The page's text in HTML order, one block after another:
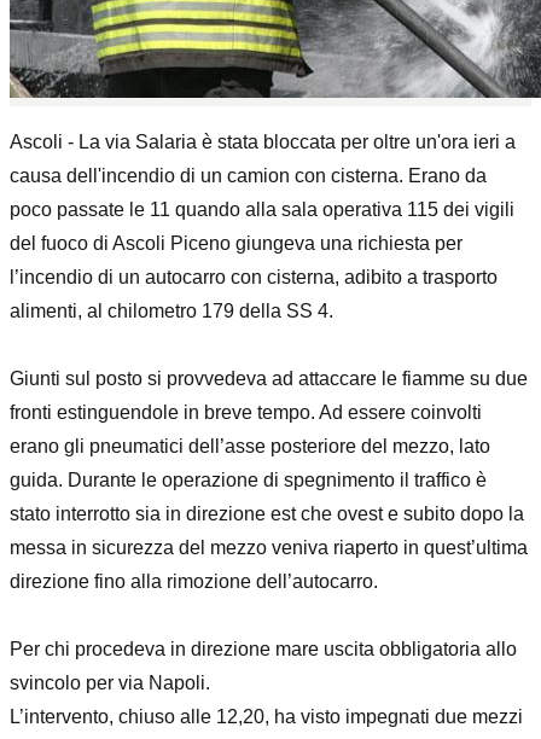
Ascoli - La via Salaria è stata bloccata per oltre un'ora ieri a
causa dell'incendio di un camion con cisterna. Erano da
poco passate le 11 quando alla sala operativa 115 dei vigili
del fuoco di Ascoli Piceno giungeva una richiesta per
l’incendio di un autocarro con cisterna, adibito a trasporto
alimenti, al chilometro 179 della SS 4.
Giunti sul posto si provvedeva ad attaccare le fiamme su due
fronti estinguendole in breve tempo. Ad essere coinvolti
erano gli pneumatici dell’asse posteriore del mezzo, lato
guida. Durante le operazione di spegnimento il traffico è
stato interrotto sia in direzione est che ovest e subito dopo la
messa in sicurezza del mezzo veniva riaperto in quest’ultima
direzione fino alla rimozione dell’autocarro.
Per chi procedeva in direzione mare uscita obbligatoria allo
svincolo per via Napoli.
L’intervento, chiuso alle 12,20, ha visto impegnati due mezzi